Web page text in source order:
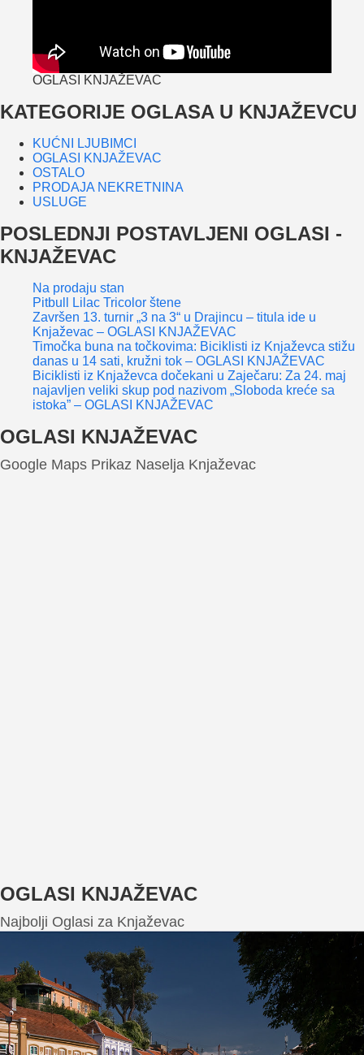
OGLASI KNJAŽEVAC
KATEGORIJE OGLASA U KNJAŽEVCU
KUĆNI LJUBIMCI
OGLASI KNJAŽEVAC
OSTALO
PRODAJA NEKRETNINA
USLUGE
POSLEDNJI POSTAVLJENI OGLASI -
KNJAŽEVAC
Na prodaju stan
Pitbull Lilac Tricolor štene
Završen 13. turnir „3 na 3“ u Drajincu – titula ide u
Knjaževac – OGLASI KNJAŽEVAC
Timočka buna na točkovima: Biciklisti iz Knjaževca stižu
danas u 14 sati, kružni tok – OGLASI KNJAŽEVAC
Biciklisti iz Knjaževca dočekani u Zaječaru: Za 24. maj
najavljen veliki skup pod nazivom „Sloboda kreće sa
istoka” – OGLASI KNJAŽEVAC
OGLASI KNJAŽEVAC
Google Maps Prikaz Naselja Knjaževac
OGLASI KNJAŽEVAC
Najbolji Oglasi za Knjaževac